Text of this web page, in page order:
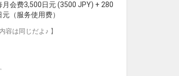
月会费3,500日元 (3500 JPY) + 280
元（服务使用费）
容は同じだよ♪ 】